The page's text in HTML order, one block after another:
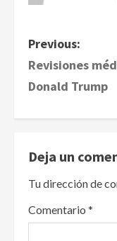
P
o
n
a
v
Previous:
Revisiones
Donald Trump
Deja un
Tu dirección de
Comentario *